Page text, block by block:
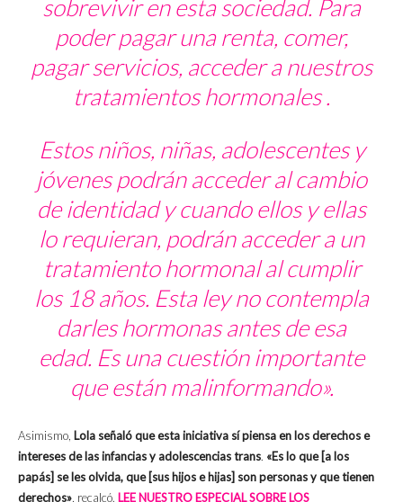
sobrevivir en esta sociedad. Para
poder pagar una renta, comer,
pagar servicios, acceder a nuestros
tratamientos hormonales .
Estos niños, niñas, adolescentes y
jóvenes podrán acceder al cambio
de identidad y cuando ellos y ellas
lo requieran, podrán acceder a un
tratamiento hormonal al cumplir
los 18 años. Esta ley no contempla
darles hormonas antes de esa
edad. Es una cuestión importante
que están malinformando».
Asimismo, Lola señaló que esta iniciativa sí piensa en los derechos e
intereses de las infancias y adolescencias trans. «Es lo que [a los
papás] se les olvida, que [sus hijos e hijas] son personas y que tienen
derechos» , recalcó. LEE NUESTRO ESPECIAL SOBRE LOS